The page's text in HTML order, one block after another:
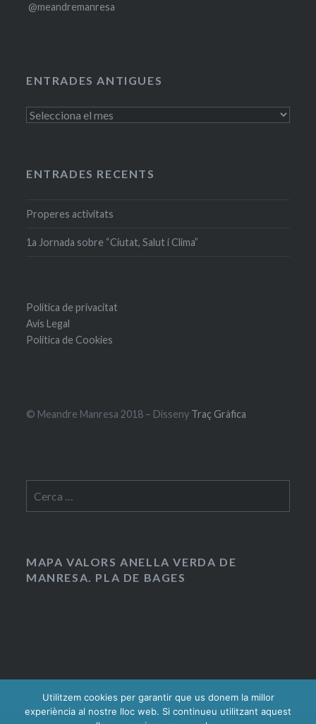
@meandremanresa
ENTRADES ANTIGUES
Entrades
ENTRADES RECENTS
Properes activitats
1a Jornada sobre “Ciutat, Salut i Clima”
Política de privacitat
Avís Legal
Política de Cookies
© Meandre Manresa 2018 – Disseny Traç Gràfica
MAPA VALORS ANELLA VERDA DE
MANRESA. PLA DE BAGES
Utilitzem cookies per garantir que us donem la millor
experiència al nostre lloc web. Si continueu utilitzant aquest